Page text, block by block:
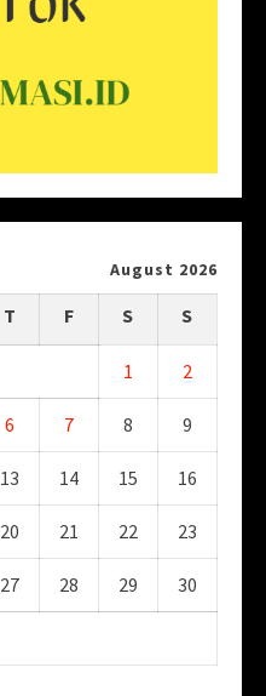
August 2026
T F S S
1 2
6 7 8 9
13 14 15 16
20 21 22 23
27 28 29 30